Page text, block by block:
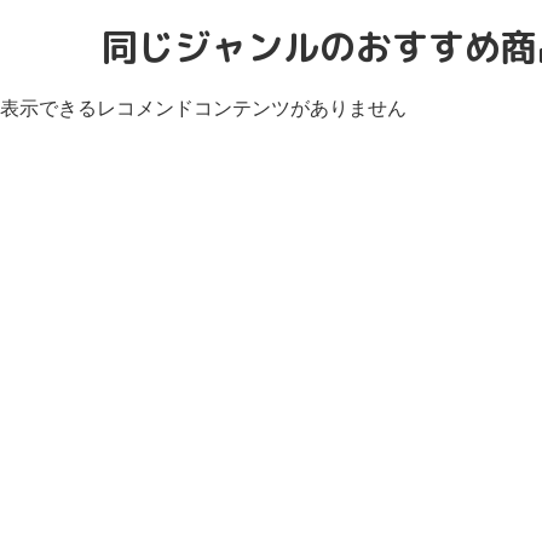
同じジャンルのおすすめ
表示できるレコメンドコンテンツがありません